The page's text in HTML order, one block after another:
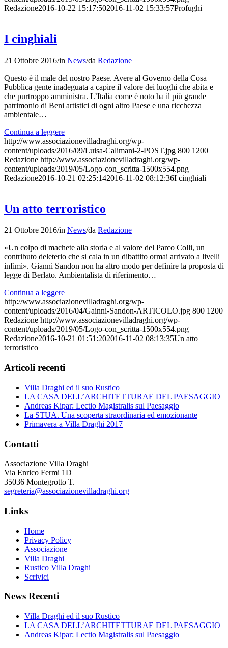
Redazione2016-10-22 15:17:502016-11-02 15:33:57Profughi
I cinghiali
21 Ottobre 2016/in News/da Redazione
Questo è il male del nostro Paese. Avere al Governo della Cosa
Pubblica gente inadeguata a capire il valore dei luoghi che abita e
che purtroppo amministra. L’Italia come è noto ha il più grande
patrimonio di Beni artistici di ogni altro Paese e una ricchezza
ambientale…
Continua a leggere
http://www.associazionevilladraghi.org/wp-
content/uploads/2016/09/Luisa-Calimani-2-POST.jpg 800 1200
Redazione http://www.associazionevilladraghi.org/wp-
content/uploads/2019/05/Logo-con_scritta-1500x554.png
Redazione2016-10-21 02:25:142016-11-02 08:12:36I cinghiali
Un atto terroristico
21 Ottobre 2016/in News/da Redazione
«Un colpo di machete alla storia e al valore del Parco Colli, un
contributo deleterio che si cala in un dibattito ormai arrivato a livelli
infimi». Gianni Sandon non ha altro modo per definire la proposta di
legge di Berlato. Ambientalista di riferimento…
Continua a leggere
http://www.associazionevilladraghi.org/wp-
content/uploads/2016/04/Gainni-Sandon-ARTICOLO.jpg 800 1200
Redazione http://www.associazionevilladraghi.org/wp-
content/uploads/2019/05/Logo-con_scritta-1500x554.png
Redazione2016-10-21 01:51:202016-11-02 08:13:35Un atto
terroristico
Articoli recenti
Villa Draghi ed il suo Rustico
LA CASA DELL’ARCHITETTURAE DEL PAESAGGIO
Andreas Kipar: Lectio Magistralis sul Paesaggio
La STUA. Una scoperta straordinaria ed emozionante
Primavera a Villa Draghi 2017
Contatti
Associazione Villa Draghi
Via Enrico Fermi 1D
35036 Montegrotto T.
segreteria@associazionevilladraghi.org
Links
Home
Privacy Policy
Associazione
Villa Draghi
Rustico Villa Draghi
Scrivici
News Recenti
Villa Draghi ed il suo Rustico
LA CASA DELL’ARCHITETTURAE DEL PAESAGGIO
Andreas Kipar: Lectio Magistralis sul Paesaggio